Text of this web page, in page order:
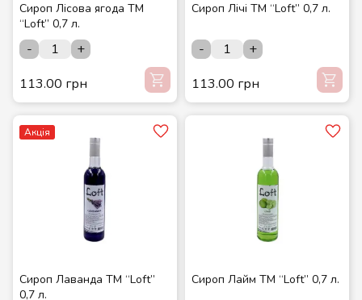
Сироп Лісова ягода ТМ
“Loft” 0,7 л.
-
+
113.00 грн
Сироп Лічі ТМ “Loft” 0,7 л.
-
+
113.00 грн
Акція
Сироп Лаванда ТМ “Loft”
0,7 л.
Сироп Лайм ТМ “Loft” 0,7 л.